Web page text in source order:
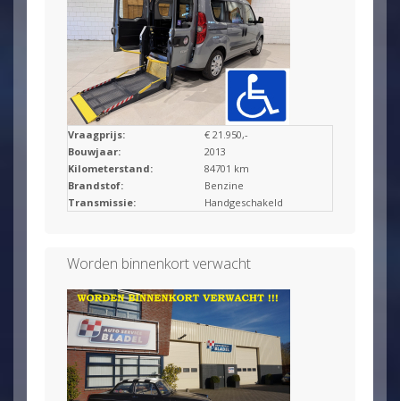
Vraagprijs:
€ 21.950,-
Bouwjaar:
2013
Kilometerstand:
84701 km
Brandstof:
Benzine
Transmissie:
Handgeschakeld
Worden binnenkort verwacht